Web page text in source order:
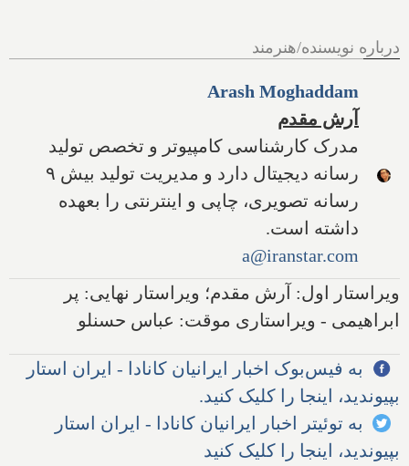
درباره نویسنده/هنرمند
Arash Moghaddam
آرش مقدم
مدرک کارشناسی کامپیوتر و تخصص تولید
رسانه دیجیتال دارد و مدیریت تولید بیش ۹
رسانه تصویری، چاپی و اینترنتی را بعهده
داشته است.
a@iranstar.com
ویراستار اول: آرش مقدم؛ ویراستار نهایی: پر
ابراهیمی - ویراستاری موقت: عباس حسنلو
به فیس‌بوک اخبار ایرانیان کانادا - ایران استار
بپیوندید، اینجا را کلیک کنید.
به توئیتر اخبار ایرانیان کانادا - ایران استار
بپیوندید، اینجا را کلیک کنید